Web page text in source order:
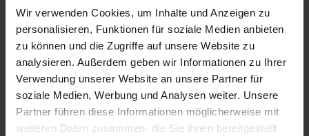
Wir verwenden Cookies, um Inhalte und Anzeigen zu
personalisieren, Funktionen für soziale Medien anbieten
zu können und die Zugriffe auf unsere Website zu
analysieren. Außerdem geben wir Informationen zu Ihrer
Verwendung unserer Website an unsere Partner für
soziale Medien, Werbung und Analysen weiter. Unsere
Partner führen diese Informationen möglicherweise mit
weiteren Daten zusammen, die Sie ihnen bereitgestellt
Ragno Ragno